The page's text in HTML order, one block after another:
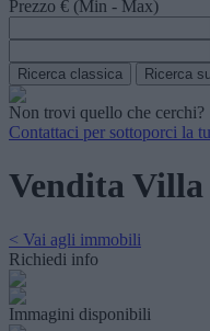
Prezzo € (Min - Max)
Non trovi quello che cerchi?
Contattaci per sottoporci la
Vendita
< Vai agli immobili
Richiedi info
Immagini disponibili